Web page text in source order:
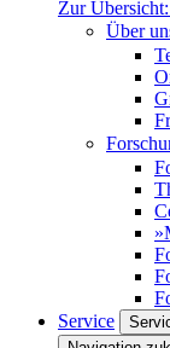
Zur
Über
Service